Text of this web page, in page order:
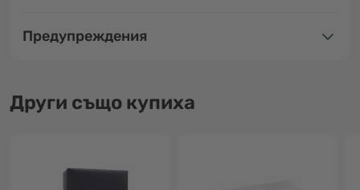
Предупреждения
Други също купиха